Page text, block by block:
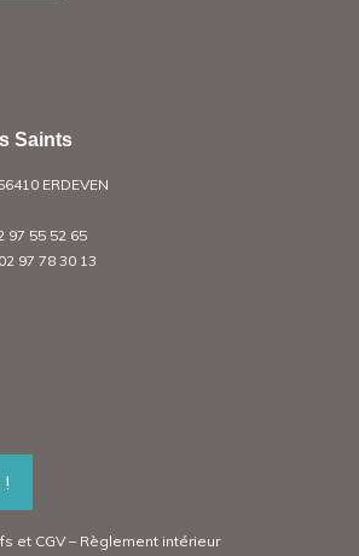
Saints
ERDEVEN
97 55 52 65
02 97 78 30 13
et CGV – Règlement intérieur